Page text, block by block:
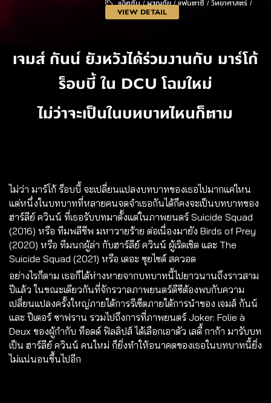
แอ็คชัน /ผจญภัย /แฟนตาซี /วิทยาศาสตร์ /
129 นาที
VIEW DETAIL
เจมส์ กันน์ ยังหวังได้ร่วมงานกับ มาร์โก้
ร็อบบี้ ใน DCU โฉมใหม่
ไม่ว่าจะเป็นในบทบาทไหนก็ตาม
ไม่ว่า มาร์โก้ ร็อบบี้ จะเปลี่ยนแปลงบทบาทของเธอไปมากแค่ไหน
แต่หนึ่งในบทบาทที่หลายคนจดจำเธอกันได้ก็คงจะเป็นบทบาทของ
ฮาร์ลีย์ ควินน์ ที่เธอรับบทมาตั้งแต่ในภาพยนตร์ Suicide Squad
(2016) หรือ ทีมพลีชีพ มหาวายร้าย ต่อเนื่องมายัง Birds of Prey
(2020) หรือ ทีมนกผู้ล่า กับฮาร์ลีย์ ควินน์ ผู้เริดเชิด และ The
Suicide Squad (2021) หรือ เดอะ ซุยไซด์ สควอด
อย่างไรก็ตาม เธอก็ได้ห่างหายจากบทบาทนี้ไปยาวนานถึงราวสาม
ปีแล้ว ในขณะเดียวกันที่จักรวาลภาพยนตร์ดีซีต้องพบกับความ
เปลี่ยนแปลงครั้งใหญ่ภายใต้การรีเซ็ตภายใต้การนำของ เจมส์ กันน์
และ ปีเตอร์ ซาฟราน รวมไปถึงการที่ภาพยนตร์ Joker: Folie à
Deux ของผู้กำกับ ท็อดด์ ฟิลลิปส์ ได้เลือกเอาตัว เลดี้ กาก้า มารับบท
เป็น ฮาร์ลีย์ ควินน์ คนใหม่ ก็ยิ่งทำให้อนาคตของเธอในบทบาทนี้ยิ่ง
ไม่แน่นอนขึ้นไปอีก